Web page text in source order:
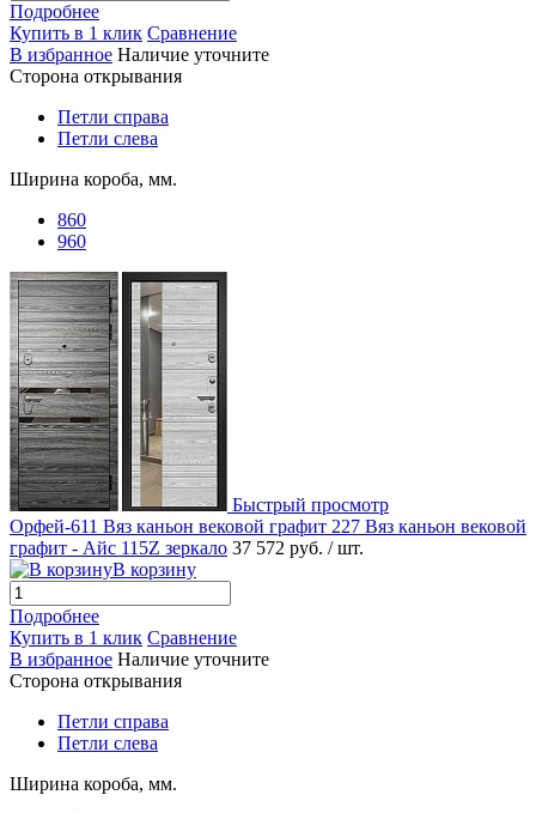
Подробнее
Купить в 1 клик Сравнение
В избранное Наличие уточните
Сторона открывания
Петли справа
Петли слева
Ширина короба, мм.
860
960
Быстрый просмотр
Орфей-611 Вяз каньон вековой графит 227 Вяз каньон вековой
графит - Айс 115Z зеркало 37 572 руб. / шт.
В корзину
Подробнее
Купить в 1 клик Сравнение
В избранное Наличие уточните
Сторона открывания
Петли справа
Петли слева
Ширина короба, мм.